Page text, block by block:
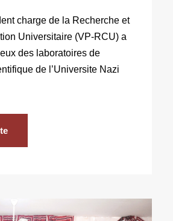
charge de la Recherche et
Universitaire (VP-RCU) a
des laboratoires de
de l’Universite Nazi